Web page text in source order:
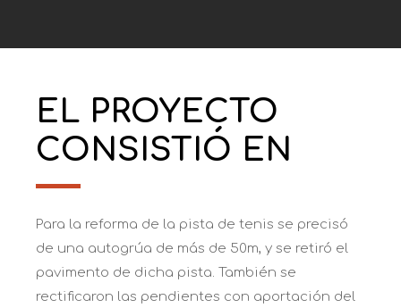
EL PROYECTO
CONSISTIÓ EN
Para la reforma de la pista de tenis se precisó
de una autogrúa de más de 50m, y se retiró el
pavimento de dicha pista. También se
rectificaron las pendientes con aportación del